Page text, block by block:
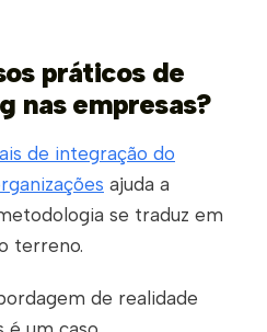
práticos de
nas empresas?
de integração do
ajuda a
se traduz em
terreno.
de realidade